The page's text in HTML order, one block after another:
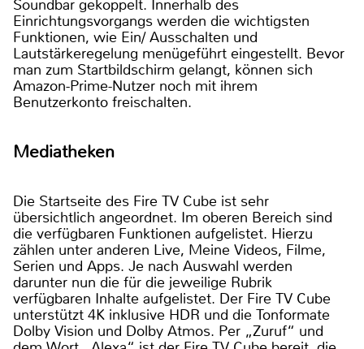
Soundbar gekoppelt. Innerhalb des
Einrichtungsvorgangs werden die wichtigsten
Funktionen, wie Ein/ Ausschalten und
Lautstärkeregelung menügeführt eingestellt. Bevor
man zum Startbildschirm gelangt, können sich
Amazon-Prime-Nutzer noch mit ihrem
Benutzerkonto freischalten.
Mediatheken
Die Startseite des Fire TV Cube ist sehr
übersichtlich angeordnet. Im oberen Bereich sind
die verfügbaren Funktionen aufgelistet. Hierzu
zählen unter anderen Live, Meine Videos, Filme,
Serien und Apps. Je nach Auswahl werden
darunter nun die für die jeweilige Rubrik
verfügbaren Inhalte aufgelistet. Der Fire TV Cube
unterstützt 4K inklusive HDR und die Tonformate
Dolby Vision und Dolby Atmos. Per „Zuruf“ und